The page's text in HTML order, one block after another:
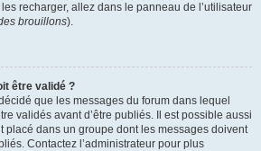
recharger, allez dans le panneau de l’utilisateur
brouillons).
être validé ?
que les messages du forum dans lequel
validés avant d’être publiés. Il est possible aussi
placé dans un groupe dont les messages doivent
Contactez l’administrateur pour plus